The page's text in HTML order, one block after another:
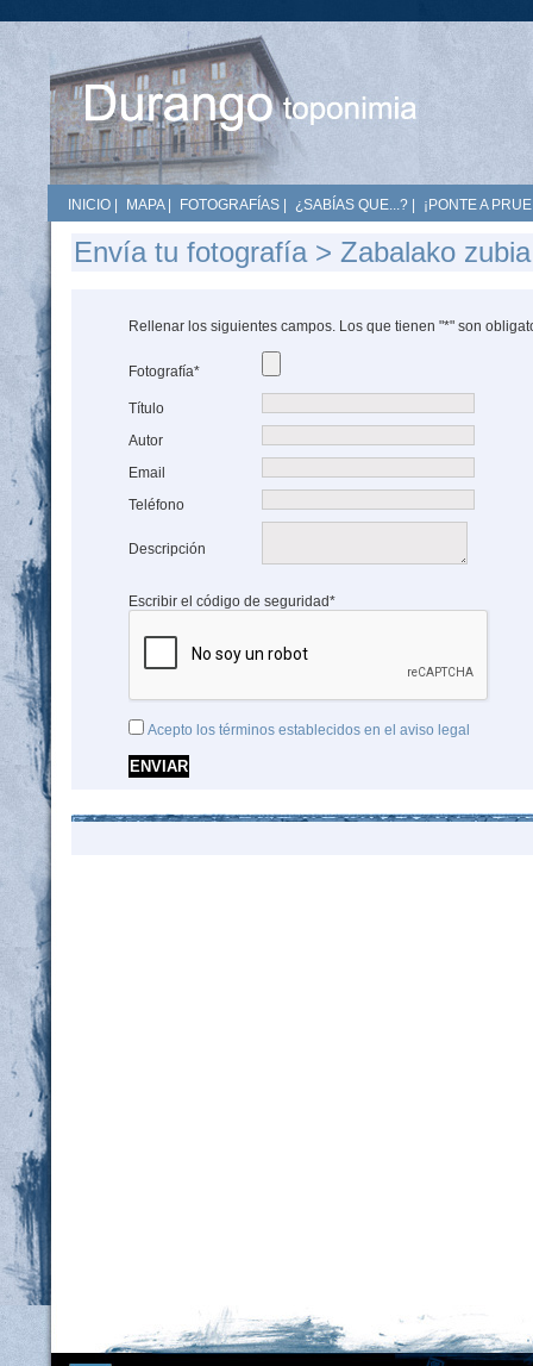
INICIO MAPA| FOTOGRAFÍAS ¿SABÍAS QUE...? ¡PONTE A
Envía tu fotografía > Zabalako zubia
Rellenar los siguientes campos. Los que tienen "*" son
Fotografía*
Título
Autor
Email
Teléfono
Descripción
Escribir el código de seguridad*
Acepto los términos establecidos en el aviso legal